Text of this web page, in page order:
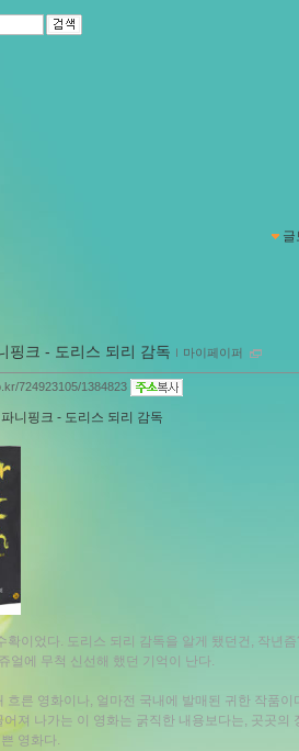
글
핑크 - 도리스 되리 감독 ｌ 마이페이퍼
724923105/1384823
니핑크 - 도리스 되리 감독
확이었다. 도리스 되리 감독을 알게 됐던건, 작년
얼에 무척 신선해 했던 기억이 난다.
흐른 영화이나, 얼마전 국내에 발매된 귀한 작품
어져 나가는 이 영화는 굵직한 내용보다는, 곳곳의
영화다.